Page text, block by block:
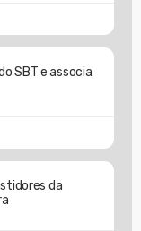
SBT e associa
da